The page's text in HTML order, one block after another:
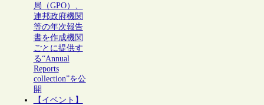
局（GPO）、
連邦政府機関
等の年次報告
書を作成機関
ごとに提供す
る“Annual
Reports
collection”を公
開
【イベント】